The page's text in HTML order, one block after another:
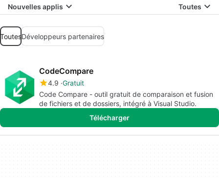
Nouvelles applis Toutes
ToutesDéveloppeurs partenaires
CodeCompare
4.9 Gratuit
Code Compare - outil gratuit de comparaison et fusion
de fichiers et de dossiers, intégré à Visual Studio.
Télécharger